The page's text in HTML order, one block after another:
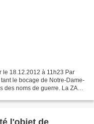
le 18.12.2012 à 11h23 Par
le bocage de Notre-Dame-
des noms de guerre. La ZAD,